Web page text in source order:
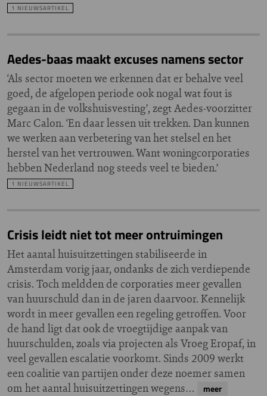
1 NIEUWSARTIKEL
Aedes-baas maakt excuses namens sector
‘Als sector moeten we erkennen dat er behalve veel
goed, de afgelopen periode ook nogal wat fout is
gegaan in de volkshuisvesting’, zegt Aedes-voorzitter
Marc Calon. ‘En daar lessen uit trekken. Dan kunnen
we werken aan verbetering van het stelsel en het
herstel van het vertrouwen. Want woningcorporaties
hebben Nederland nog steeds veel te bieden.’
1 NIEUWSARTIKEL
Crisis leidt niet tot meer ontruimingen
Het aantal huisuitzettingen stabiliseerde in
Amsterdam vorig jaar, ondanks de zich verdiepende
crisis. Toch meldden de corporaties meer gevallen
van huurschuld dan in de jaren daarvoor. Kennelijk
wordt in meer gevallen een regeling getroffen. Voor
de hand ligt dat ook de vroegtijdige aanpak van
huurschulden, zoals via projecten als Vroeg Eropaf, in
veel gevallen escalatie voorkomt. Sinds 2009 werkt
een coalitie van partijen onder deze noemer samen
om het aantal huisuitzettingen wegens…
meer